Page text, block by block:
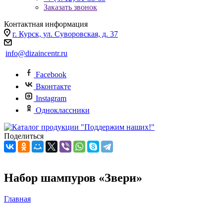
Заказать звонок
Контактная информация
г. Курск, ул. Суворовская, д. 37
info@dizaincentr.ru
Facebook
Вконтакте
Instagram
Одноклассники
Поделиться
Набор шампуров «Звери»
Главная